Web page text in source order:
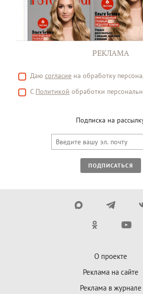
РЕКЛАМА
Даю согласие на обработку
С Политикой обработки
Подписка на
ПОДПИСАТЬСЯ
О проекте
Реклама на сайте
Реклама в журнале